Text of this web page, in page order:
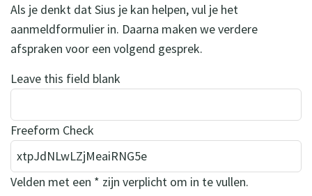
Als je denkt dat Sius je kan helpen, vul je het
aanmeldformulier in. Daarna maken we verdere
afspraken voor een volgend gesprek.
Leave this field blank
Freeform Check
Velden met een * zijn verplicht om in te vullen.